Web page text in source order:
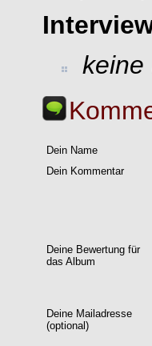
keine
Dein Name
Dein Kommentar
Deine Bewertung für
das Album
Deine Mailadresse
(optional)